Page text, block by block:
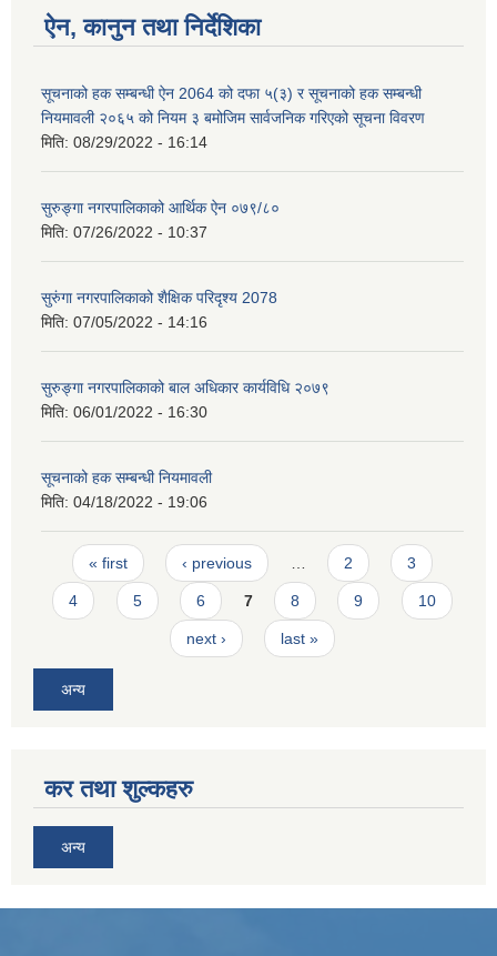
ऐन, कानुन तथा निर्देशिका
सूचनाको हक सम्बन्धी ऐन 2064 को दफा ५(३) र सूचनाको हक सम्बन्धी
नियमावली २०६५ को नियम ३ बमोजिम सार्वजनिक गरिएको सूचना विवरण
मिति: 08/29/2022 - 16:14
सुरुङ्गा नगरपालिकाको आर्थिक ऐन ०७९/८०
मिति: 07/26/2022 - 10:37
सुरुंगा नगरपालिकाको शैक्षिक परिदृश्य 2078
मिति: 07/05/2022 - 14:16
सुरुङ्गा नगरपालिकाको बाल अधिकार कार्यविधि २०७९
मिति: 06/01/2022 - 16:30
सूचनाको हक सम्बन्धी नियमावली
मिति: 04/18/2022 - 19:06
Pages
« first ‹ previous 2 3
4 5 6 7 8 9 10
next › last »
अन्य
कर तथा शुल्कहरु
अन्य